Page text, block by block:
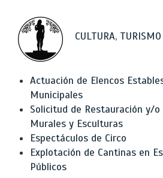
CULTURA,
Actuación de Elencos
Municipales
Solicitud de Restauración y/o
Murales y Esculturas
Espectáculos de Circo
Explotación de Cantinas en
Públicos